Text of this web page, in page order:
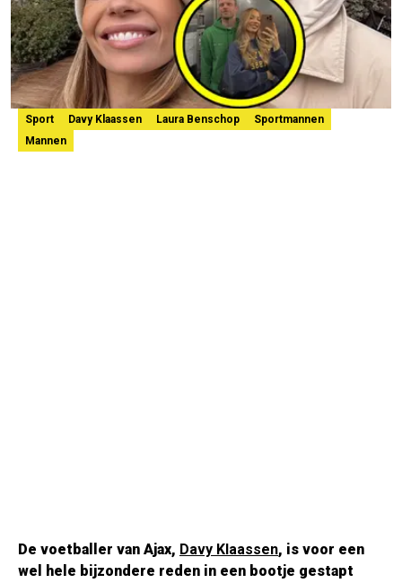
Sport Davy Klaassen Laura Benschop
Sportmannen
Mannen
De voetballer van Ajax, Davy Klaassen, is voor een
wel hele bijzondere reden in een bootje gestapt